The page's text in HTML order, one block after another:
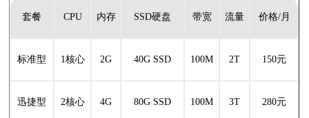
套餐 CPU 内存 SSD硬盘 带宽 流量 价格/月
标准型 1核心 2G 40G SSD 100M 2T 150元
迅捷型 2核心 4G 80G SSD 100M 3T 280元